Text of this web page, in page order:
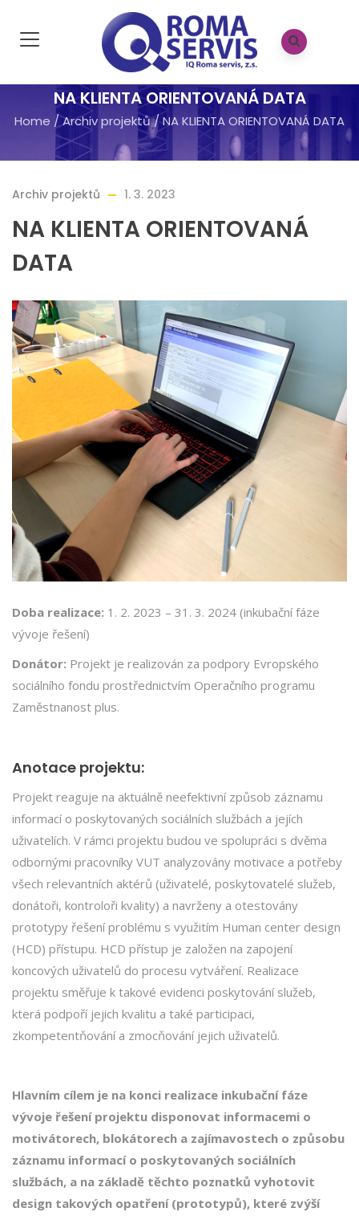
NA KLIENTA ORIENTOVANÁ DATA
Home /Archiv projektů/NA KLIENTA ORIENTOVANÁ DATA
Archiv projektů 1. 3. 2023
NA KLIENTA ORIENTOVANÁ
DATA
Doba realizace: 1. 2. 2023 – 31. 3. 2024 (inkubační fáze
vývoje řešení)
Donátor: Projekt je realizován za podpory Evropského
sociálního fondu prostřednictvím Operačního programu
Zaměstnanost plus.
Anotace projektu:
Projekt reaguje na aktuálně neefektivní způsob záznamu
informací o poskytovaných sociálních službách a jejích
uživatelích. V rámci projektu budou ve spolupráci s dvěma
odbornými pracovníky VUT analyzovány motivace a potřeby
všech relevantních aktérů (uživatelé, poskytovatelé služeb,
donátoři, kontroloři kvality) a navrženy a otestovány
prototypy řešení problému s využitím Human center design
(HCD) přístupu. HCD přístup je založen na zapojení
koncových uživatelů do procesu vytváření. Realizace
projektu směřuje k takové evidenci poskytování služeb,
která podpoří jejich kvalitu a také participaci,
zkompetentňování a zmocňování jejich uživatelů.
Hlavním cílem je na konci realizace inkubační fáze
vývoje řešení projektu disponovat informacemi o
motivátorech, blokátorech a zajímavostech o způsobu
záznamu informací o poskytovaných sociálních
službách, a na základě těchto poznatků vyhotovit
design takových opatření (prototypů), které zvýší